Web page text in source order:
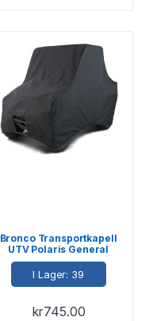
Bronco Transportkapell
UTV Polaris General
1000 2018-22
I Lager: 39
kr745.00